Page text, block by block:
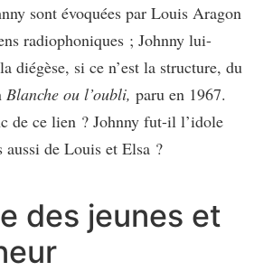
sont évoquées par Louis Aragon
radiophoniques ; Johnny lui-
diégèse, si ce n’est la structure, du
Blanche ou l’oubli, paru en 1967.
de ce lien ? Johnny fut-il l’idole
aussi de Louis et Elsa ?
des jeunes et